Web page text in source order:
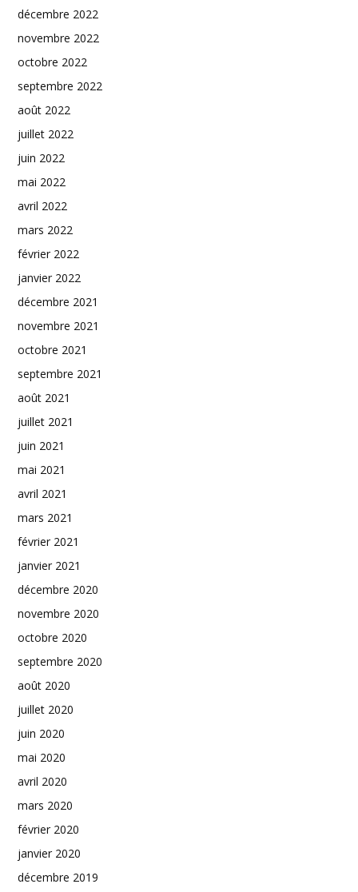
décembre 2022
novembre 2022
octobre 2022
septembre 2022
août 2022
juillet 2022
juin 2022
mai 2022
avril 2022
mars 2022
février 2022
janvier 2022
décembre 2021
novembre 2021
octobre 2021
septembre 2021
août 2021
juillet 2021
juin 2021
mai 2021
avril 2021
mars 2021
février 2021
janvier 2021
décembre 2020
novembre 2020
octobre 2020
septembre 2020
août 2020
juillet 2020
juin 2020
mai 2020
avril 2020
mars 2020
février 2020
janvier 2020
décembre 2019